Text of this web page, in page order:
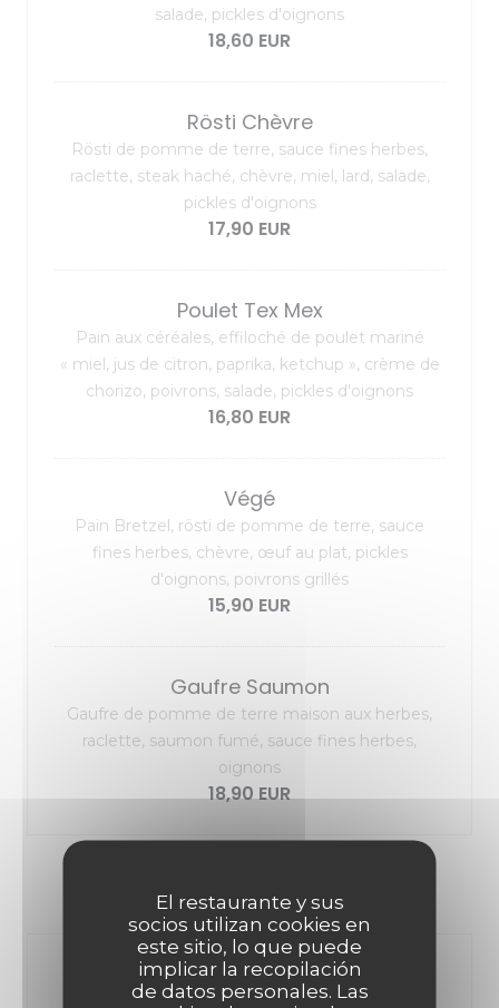
El restaurante y sus
socios utilizan cookies en
este sitio, lo que puede
implicar la recopilación
de datos personales. Las
salade, pickles d'oignons
18,60 EUR
Rösti Chèvre
Rösti de pomme de terre, sauce fines herbes,
raclette, steak haché, chèvre, miel, lard, salade,
pickles d'oignons
17,90 EUR
Poulet Tex Mex
Pain aux céréales, effiloché de poulet mariné
« miel, jus de citron, paprika, ketchup », crème de
chorizo, poivrons, salade, pickles d'oignons
16,80 EUR
Végé
Pain Bretzel, rösti de pomme de terre, sauce
fines herbes, chèvre, œuf au plat, pickles
d'oignons, poivrons grillés
15,90 EUR
Gaufre Saumon
Gaufre de pomme de terre maison aux herbes,
raclette, saumon fumé, sauce fines herbes,
oignons
18,90 EUR
NOS FORMULES
MENU RAPIDO « uniquement le
midi semaine »